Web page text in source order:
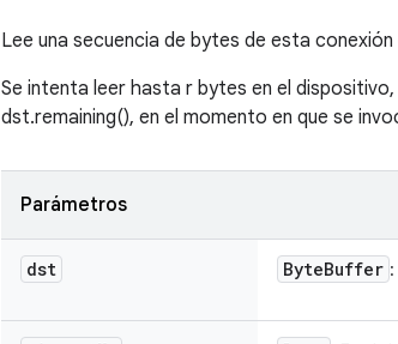
Lee una secuencia de bytes de esta
Se intenta leer hasta r bytes en el
dst.remaining(), en el momento en que se
Parámetros
dst ByteBuffer